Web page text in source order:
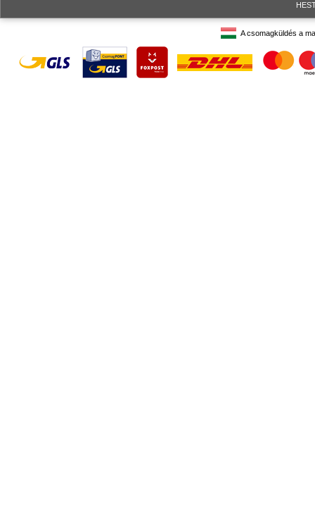
A csomagküldés a